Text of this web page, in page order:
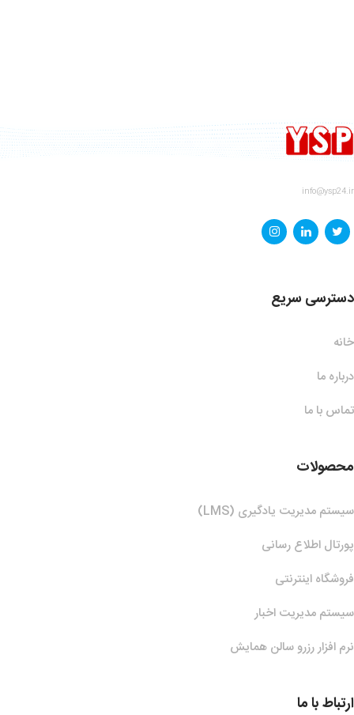
info@ysp24.ir
دسترسی سریع
خانه
درباره ما
تماس با ما
محصولات
سیستم مدیریت یادگیری (LMS)
پورتال اطلاع رسانی
فروشگاه اینترنتی
سیستم مدیریت اخبار
نرم افزار رزرو سالن همایش
ارتباط با ما